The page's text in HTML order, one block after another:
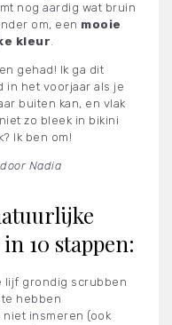
nog aardig wat bruin
om, een mooie
kleur.
gehad! Ik ga dit
in het voorjaar als je
buiten kan, en vlak
zo bleek in bikini
Ik ben om!
Nadia
10 stappen:
lijf grondig scrubben
hebben
niet insmeren (ook